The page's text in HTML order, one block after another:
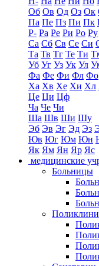
Об Ов Од Оз Ок
Па Пе Пз Пи Пк
Р- Ра Ре Ри Ро Ру
Са Сб Св Се Си
Та Тв Тг Те Ти
Уб Уг Уз Ук Ул
Фа Фе Фи Фл Фо
Ха Хв Хе Хи Хл
Це Ци Цф
Ча Че Чи
Ша Шв Ши Шу
Эб Эв Эг Эд Эз
Юв Юг Юм Юн
Як Ям Ян Яр Яс
медицинские
Больницы